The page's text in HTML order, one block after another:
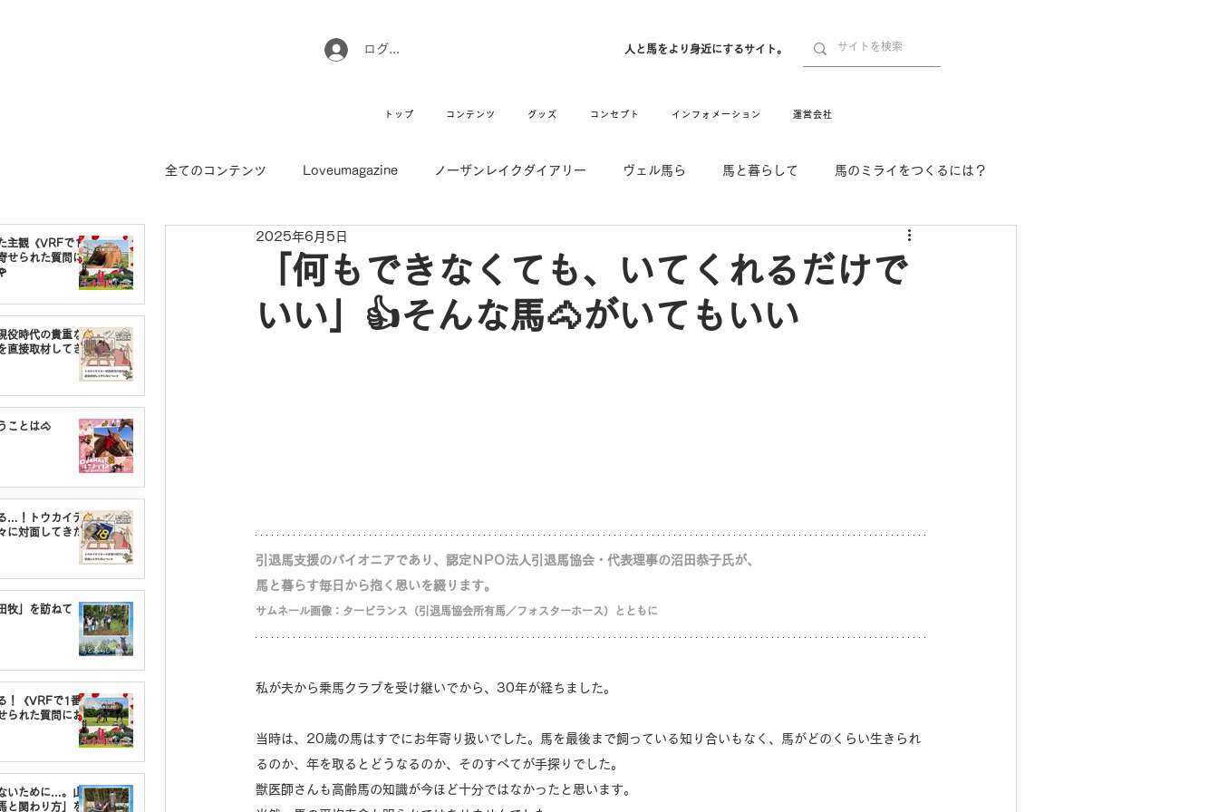
ログイン 人と馬をより身近にするサイト。
トップ コンテンツ グッズ コンセプト インフォメーション 運営会社
主観《VRFで1番
せられた質問に
役時代の貴重な
直接取材してき
ことは🐴
…！トウカイテ
に対面してきた
牧」を訪ねて
！《VRFで1番〇
られた質問にお
いために…。山
と関わり方」を
全てのコンテンツ Loveumagazine ノーザンレイクダイアリー ヴェル馬ら 馬と暮らして 馬のミライをつくるには？
ウマのお坊さん徒然日記
引退馬コレクション インフォメーション Movie New Long Hit
「何もできなくても、いてくれるだけで
いい」👍️そんな馬🐴がいてもいい
2025年6月5日
引退馬支援のパイオニアであり、認定ＮPＯ法人引退馬協会・代表理事の沼田恭子氏が、
馬と暮らす毎日から抱く思いを綴ります。
サムネール画像：タービランス（引退馬協会所有馬／フォスターホース）とともに
私が夫から乗馬クラブを受け継いでから、30年が経ちました。
当時は、20歳の馬はすでにお年寄り扱いでした。馬を最後まで飼っている知り合いもなく、馬がどのくらい生きられ
るのか、年を取るとどうなるのか、そのすべてが手探りでした。
獣医師さんも高齢馬の知識が今ほど十分ではなかったと思います。